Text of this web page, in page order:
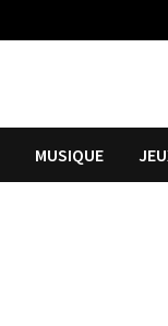
MUSIQUE